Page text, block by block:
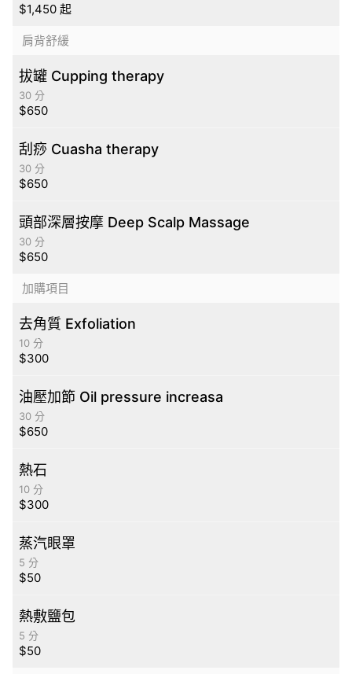
$1,450 起
肩背舒緩
拔罐 Cupping therapy
30 分
$650
刮痧 Cuasha therapy
30 分
$650
頭部深層按摩 Deep Scalp Massage
30 分
$650
加購項目
去角質 Exfoliation
10 分
$300
油壓加節 Oil pressure increasa
30 分
$650
熱石
10 分
$300
蒸汽眼罩
5 分
$50
熱敷鹽包
5 分
$50